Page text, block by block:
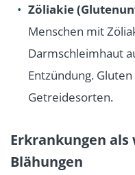
Zöliakie
Menschen mit
Darmschleimhaut
Entzündung.
Getreidesorten.
Erkrankungen
Blähungen